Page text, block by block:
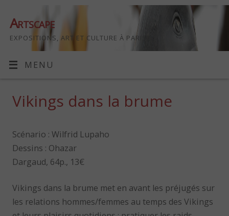
Artscape
EXPOSITIONS, ART ET CULTURE À PARIS
MENU
Vikings dans la brume
Scénario : Wilfrid Lupaho
Dessins : Ohazar
Dargaud, 64p., 13€
Vikings dans la brume met en avant les préjugés sur
les relations hommes/femmes au temps des Vikings